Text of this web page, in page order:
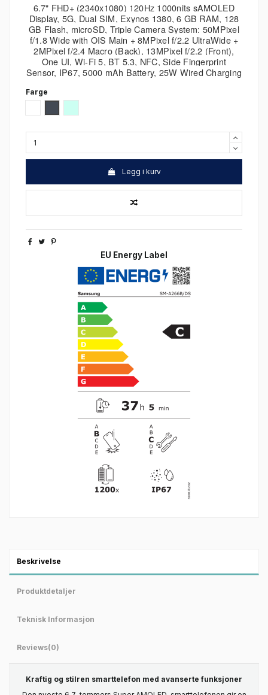
6.7" FHD+ (2340x1080) 120Hz 1000nits sAMOLED
Display, 5G, Dual SIM, Exynos 1380, 6 GB RAM, 128
GB Flash, microSD, Triple Camera System: 50MPixel
f/1.8 Wide with OIS Main + 8MPixel f/2.2 UltraWide +
2MPixel f/2.4 Macro (Back), 13MPixel f/2.2 (Front),
One UI, Wi-Fi 5, BT 5.3, NFC, Side Fingerprint
Sensor, IP67, 5000 mAh Battery, 25W Wired Charging
Farge
Legg i kurv
EU Energy Label
Beskrivelse
Produktdetaljer
Teknisk Informasjon
Reviews(0)
Kraftig og stilren smarttelefon med avanserte funksjoner